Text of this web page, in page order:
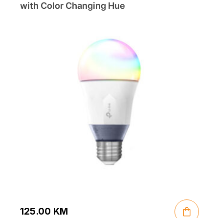
with Color Changing Hue
125.00 KM